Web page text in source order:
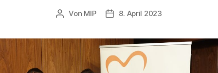
Beitragsautor
Von MIP Veröffentlichungsdatum
8. April 2023